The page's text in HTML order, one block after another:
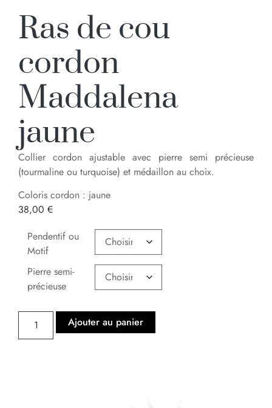
Ras de cou
cordon
Maddalena
jaune
Collier cordon ajustable avec pierre semi précieuse
(tourmaline ou turquoise) et médaillon au choix.
Coloris cordon : jaune
38,00 €
Pendentif ou
Motif
Pierre semi-
précieuse
Ajouter au panier